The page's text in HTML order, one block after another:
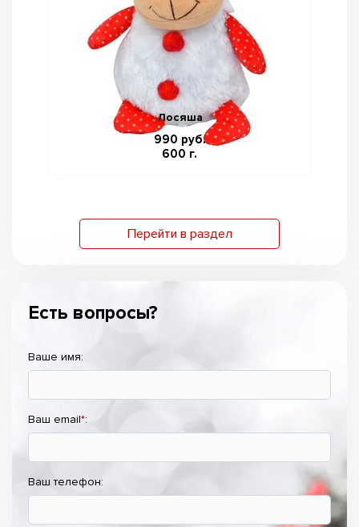
Лосяша
990 руб.
600 г.
Перейти в раздел
Есть вопросы?
Ваше имя:
Ваш email*:
Ваш телефон: